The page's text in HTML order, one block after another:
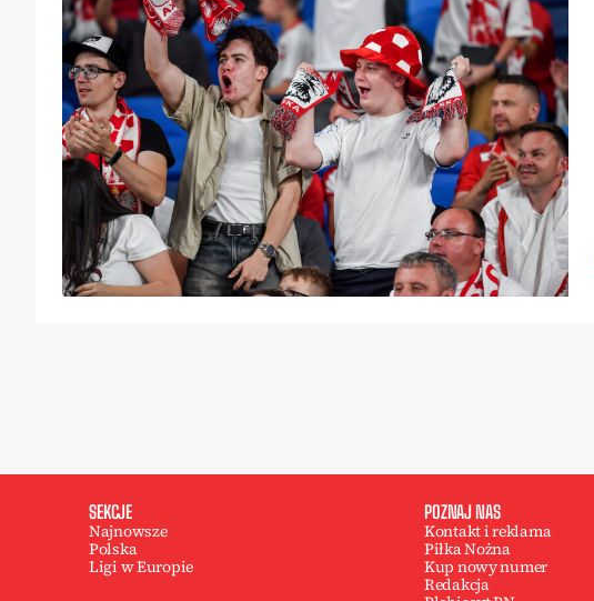
SEKCJE
Najnowsze
Polska
Ligi w Europie
POZNAJ NAS
Kontakt i reklama
Piłka Nożna
Kup nowy numer
Redakcja